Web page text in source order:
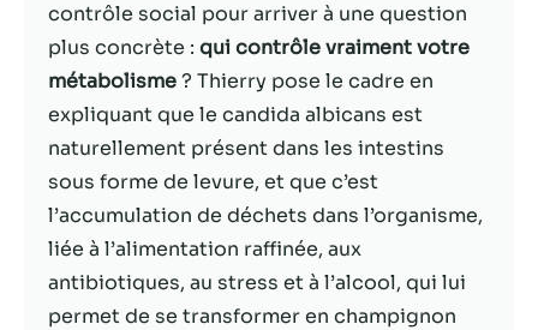
contrôle social pour arriver à une question
plus concrète : qui contrôle vraiment votre
métabolisme? Thierry pose le cadre en
expliquant que le candida albicans est
naturellement présent dans les intestins
sous forme de levure, et que c’est
l’accumulation de déchets dans l’organisme,
liée à l’alimentation raffinée, aux
antibiotiques, au stress et à l’alcool, qui lui
permet de se transformer en champignon
Nécessaire
sont pas
facultatifs. Ils
sont
nécessaires au
fonctionnement
du site Web.